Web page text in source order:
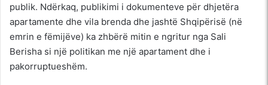
publik. Ndërkaq, publikimi i dokumenteve për dhjetëra
apartamente dhe vila brenda dhe jashtë Shqipërisë (në
emrin e fëmijëve) ka zhbërë mitin e ngritur nga Sali
Berisha si një politikan me një apartament dhe i
pakorruptueshëm.